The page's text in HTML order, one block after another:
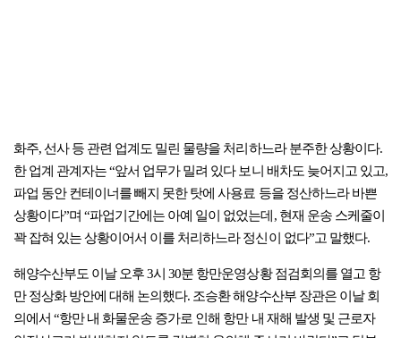
화주, 선사 등 관련 업계도 밀린 물량을 처리하느라 분주한 상황이다.
한 업계 관계자는 “앞서 업무가 밀려 있다 보니 배차도 늦어지고 있고,
파업 동안 컨테이너를 빼지 못한 탓에 사용료 등을 정산하느라 바쁜
상황이다”며 “파업기간에는 아예 일이 없었는데, 현재 운송 스케줄이
꽉 잡혀 있는 상황이어서 이를 처리하느라 정신이 없다”고 말했다.
해양수산부도 이날 오후 3시 30분 항만운영상황 점검회의를 열고 항
만 정상화 방안에 대해 논의했다. 조승환 해양수산부 장관은 이날 회
의에서 “항만 내 화물운송 증가로 인해 항만 내 재해 발생 및 근로자